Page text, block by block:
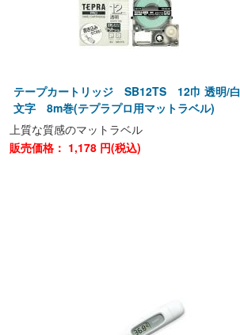
テープカートリッジ SB12TS 12巾 透明/白
文字 8m巻(テプラプロ用マットラベル)
上質な質感のマットラベル
販売価格： 1,178 円(税込)